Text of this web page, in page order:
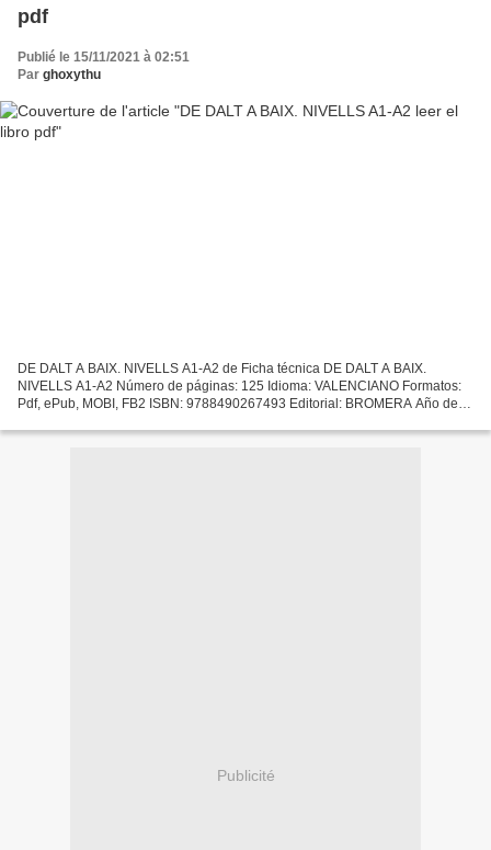
pdf
Publié le 15/11/2021 à 02:51
Par ghoxythu
DE DALT A BAIX. NIVELLS A1-A2 de Ficha técnica DE DALT A BAIX.
NIVELLS A1-A2 Número de páginas: 125 Idioma: VALENCIANO Formatos:
Pdf, ePub, MOBI, FB2 ISBN: 9788490267493 Editorial: BROMERA Año de
Publicité